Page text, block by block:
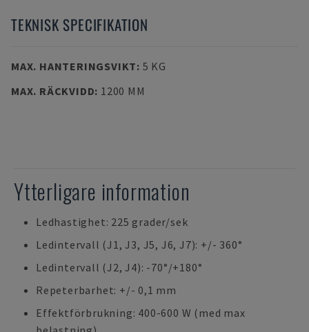
TEKNISK SPECIFIKATION
MAX. HANTERINGSVIKT: 5 KG
MAX. RÄCKVIDD: 1200 MM
Ytterligare information
Ledhastighet: 225 grader/sek
Ledintervall (J1, J3, J5, J6, J7): +/- 360°
Ledintervall (J2, J4): -70°/+180°
Repeterbarhet: +/- 0,1 mm
Effektförbrukning: 400-600 W (med max